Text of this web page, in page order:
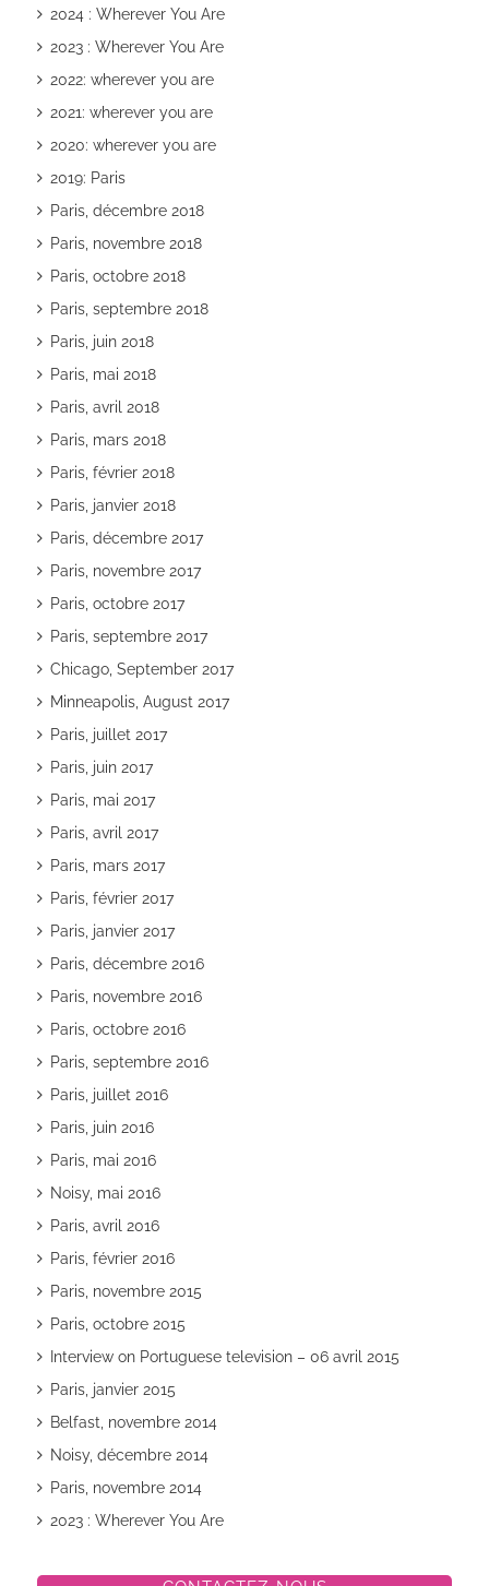
2024 : Wherever You Are
2023 : Wherever You Are
2022: wherever you are
2021: wherever you are
2020: wherever you are
2019: Paris
Paris, décembre 2018
Paris, novembre 2018
Paris, octobre 2018
Paris, septembre 2018
Paris, juin 2018
Paris, mai 2018
Paris, avril 2018
Paris, mars 2018
Paris, février 2018
Paris, janvier 2018
Paris, décembre 2017
Paris, novembre 2017
Paris, octobre 2017
Paris, septembre 2017
Chicago, September 2017
Minneapolis, August 2017
Paris, juillet 2017
Paris, juin 2017
Paris, mai 2017
Paris, avril 2017
Paris, mars 2017
Paris, février 2017
Paris, janvier 2017
Paris, décembre 2016
Paris, novembre 2016
Paris, octobre 2016
Paris, septembre 2016
Paris, juillet 2016
Paris, juin 2016
Paris, mai 2016
Noisy, mai 2016
Paris, avril 2016
Paris, février 2016
Paris, novembre 2015
Paris, octobre 2015
Interview on Portuguese television – 06 avril 2015
Paris, janvier 2015
Belfast, novembre 2014
Noisy, décembre 2014
Paris, novembre 2014
2023 : Wherever You Are